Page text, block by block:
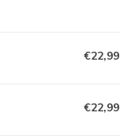
€22,99
€22,99